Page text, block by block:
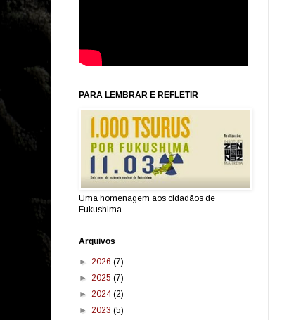
PARA LEMBRAR E REFLETIR
Uma homenagem aos cidadãos de
Fukushima.
Arquivos
► 2026 (7)
► 2025 (7)
► 2024 (2)
► 2023 (5)